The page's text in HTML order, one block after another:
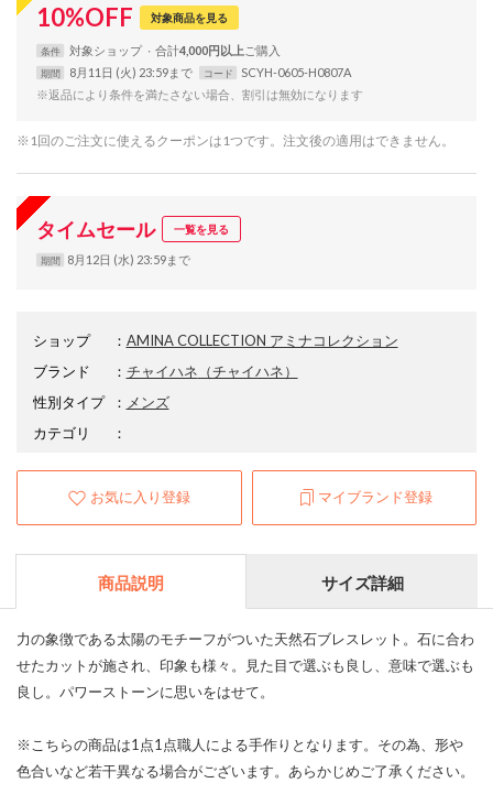
10%OFF 対象商品を見る
条件 対象ショップ 合計4,000円以上
期間 8月11日 (火) 23:59まで コード
SCYH-0605-H0807A
※返品により条件を満たさない場合、割引は無効になります
※1回のご注文に使えるクーポンは1つです。注文後の適用はできません。
タイムセール 一覧を見る
期間 8月12日 (水) 23:59まで
ショップ ： AMINA COLLECTION アミナコレクション
ブランド
： チャイハネ （チャイハネ）
性別タイプ
： メンズ
カテゴリ
：
お気に入り登録 マイブランド登録
商品説明 サイズ詳細
力の象徴である太陽のモチーフがついた天然石ブレスレット。石に合わ
せたカットが施され、印象も様々。見た目で選ぶも良し、意味で選ぶも
良し。パワーストーンに思いをはせて。
※こちらの商品は1点1点職人による手作りとなります。その為、形や
色合いなど若干異なる場合がございます。あらかじめご了承ください。